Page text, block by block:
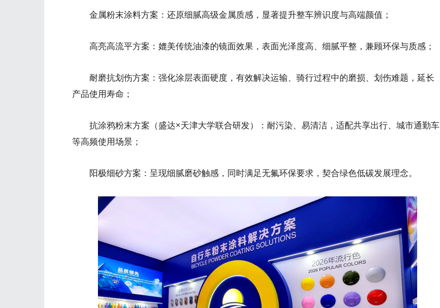
金属粉末涂料方案：还原细腻高级金属质感，显著提升整车辨识度与高端颜值；
高亮高流平方案：媲美传统油漆的镜面效果，表面光泽度高、细腻平整，兼顾环保与质感；
耐磨抗划伤方案：强化涂层表面硬度，有效解决运输、骑行过程中的磨损、划伤难题，延长
产品使用寿命；
抗涂鸦粉末方案（盛达×天津大学联合研发）：耐污染、易清洁，适配共享出行、城市通勤车
等高频使用场景；
阳极细砂方案：呈现细腻磨砂触感，同时满足无氟环保要求，契合绿色低碳发展理念。